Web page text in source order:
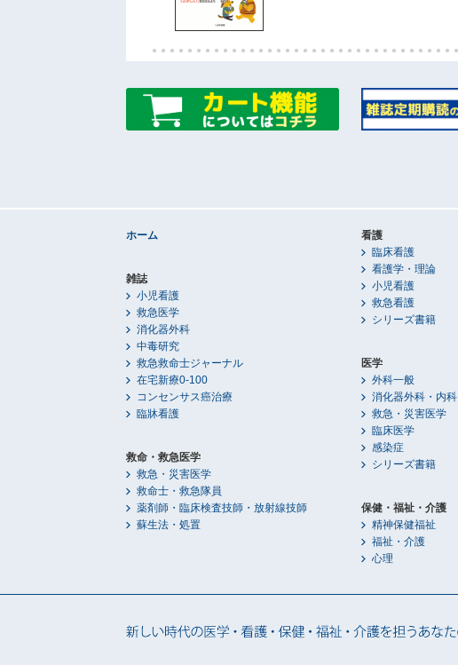
ホーム
雑誌
小児看護
救急医学
消化器外科
中毒研究
救急救命士ジャーナル
在宅新療0-100
コンセンサス癌治療
臨牀看護
救命・救急医学
救急・災害医学
救命士・救急隊員
薬剤師・臨床検査技師・放射線技師
蘇生法・処置
看護
臨床看護
看護学・理論
小児看護
救急看護
シリーズ書籍
医学
外科一般
消化器外科・内科
救急・災害医学
臨床医学
感染症
シリーズ書籍
保健・福祉・介護
精神保健福祉
福祉・介護
心理